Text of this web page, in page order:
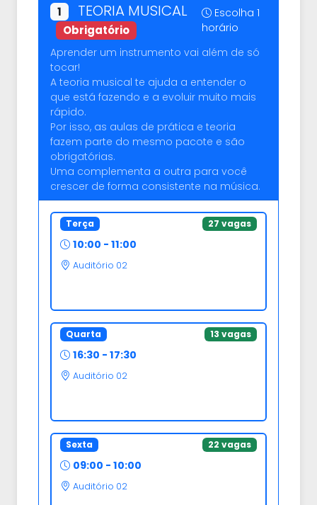
1 TEORIA MUSICAL
Obrigatório
Escolha 1
horário
Aprender um instrumento vai além de só
tocar!
A teoria musical te ajuda a entender o
que está fazendo e a evoluir muito mais
rápido.
Por isso, as aulas de prática e teoria
fazem parte do mesmo pacote e são
obrigatórias.
Uma complementa a outra para você
crescer de forma consistente na música.
Terça 27 vagas
10:00 - 11:00
Auditório 02
Quarta 13 vagas
16:30 - 17:30
Auditório 02
Sexta 22 vagas
09:00 - 10:00
Auditório 02